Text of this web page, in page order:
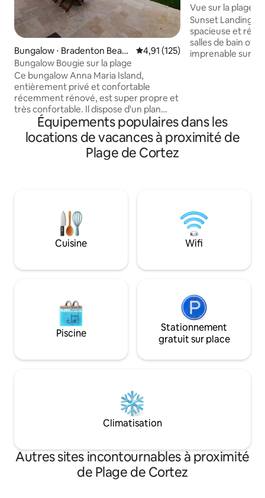
Bungalow ⋅ Bradenton Beac
h
Évaluation moyenne sur la
4,91 (125)
Bungalow Bougie sur la plage
Ce bungalow Anna Maria Island,
entièrement privé et confortable
récemment rénové, est super propre et
très confortable. Il dispose d'un plan
d'étage ouvert, de 2 chambres king size,
chacune avec salle de bain privée, salle à
manger séparée et chambre en Floride
et se trouve à seulement 3 maisons de
mini-golf, des boutiques pittoresques et
des bars avec de la musique live. Une
fois ici, vous n'avez plus jamais besoin de
conduire. Tout est accessible à pied !
Bradenton Beach
Vue sur la plage -
SeaBreeze
Sunset Landings
spacieuse et
salles de bain
imprenable sur le
personnes avec
balcons. Nous
vous aurez passé
Équipements populaires dans les
locations de vacances à proximité de
Plage de Cortez
Cuisine Wifi
Piscine
Stationnement
gratuit sur place
Climatisation
Autres sites incontournables à proximité
de Plage de Cortez